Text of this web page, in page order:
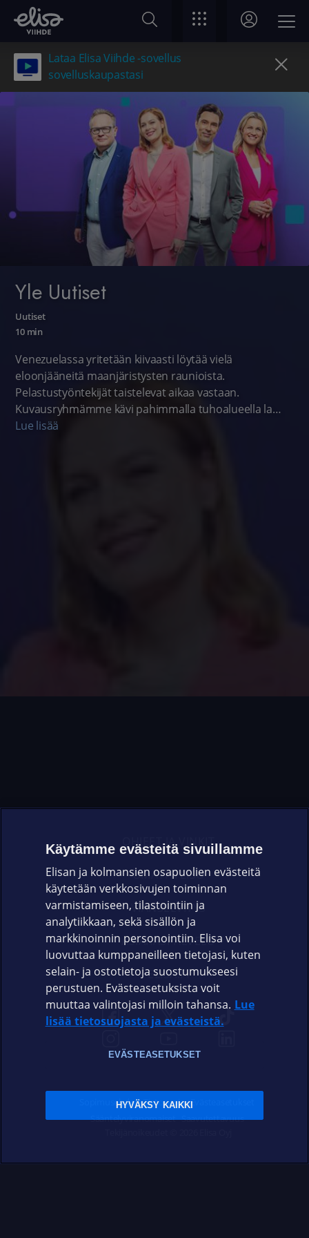
Lataa Elisa Viihde -sovellus
sovelluskaupastasi
Yle Uutiset
Uutiset
10 min
Venezuelassa yritetään kiivaasti löytää vielä
eloonjääneitä maanjäristysten raunioista.
Pelastustyöntekijät taistelevat aikaa vastaan.
Kuvausryhmämme kävi pahimmalla tuhoalueella la
Guairassa. Keski-Euroopassa kärsitään
Lue lisää
OHJEET JA VINKIT
OMAYHTEISÖ
VIANSELVITYS
ASIAKASPALVELU
ELISA.FI
Sopimusehdot Tietosuoja Evästeasetukset
Sääntelyviranomaiset Saavutettavuus
Käytämme evästeitä sivuillamme
Elisan ja kolmansien osapuolien evästeitä
käytetään verkkosivujen toiminnan
varmistamiseen, tilastointiin ja
analytiikkaan, sekä sisällön ja
markkinoinnin personointiin. Elisa voi
luovuttaa kumppaneilleen tietojasi, kuten
selain- ja ostotietoja suostumukseesi
perustuen. Evästeasetuksista voit
muuttaa valintojasi milloin tahansa. Lue
lisää tietosuojasta ja evästeistä.
EVÄSTEASETUKSET
HYVÄKSY KAIKKI